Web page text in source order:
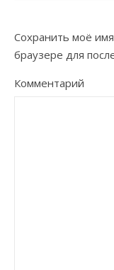
Сохранить моё
браузере для
Комментарий